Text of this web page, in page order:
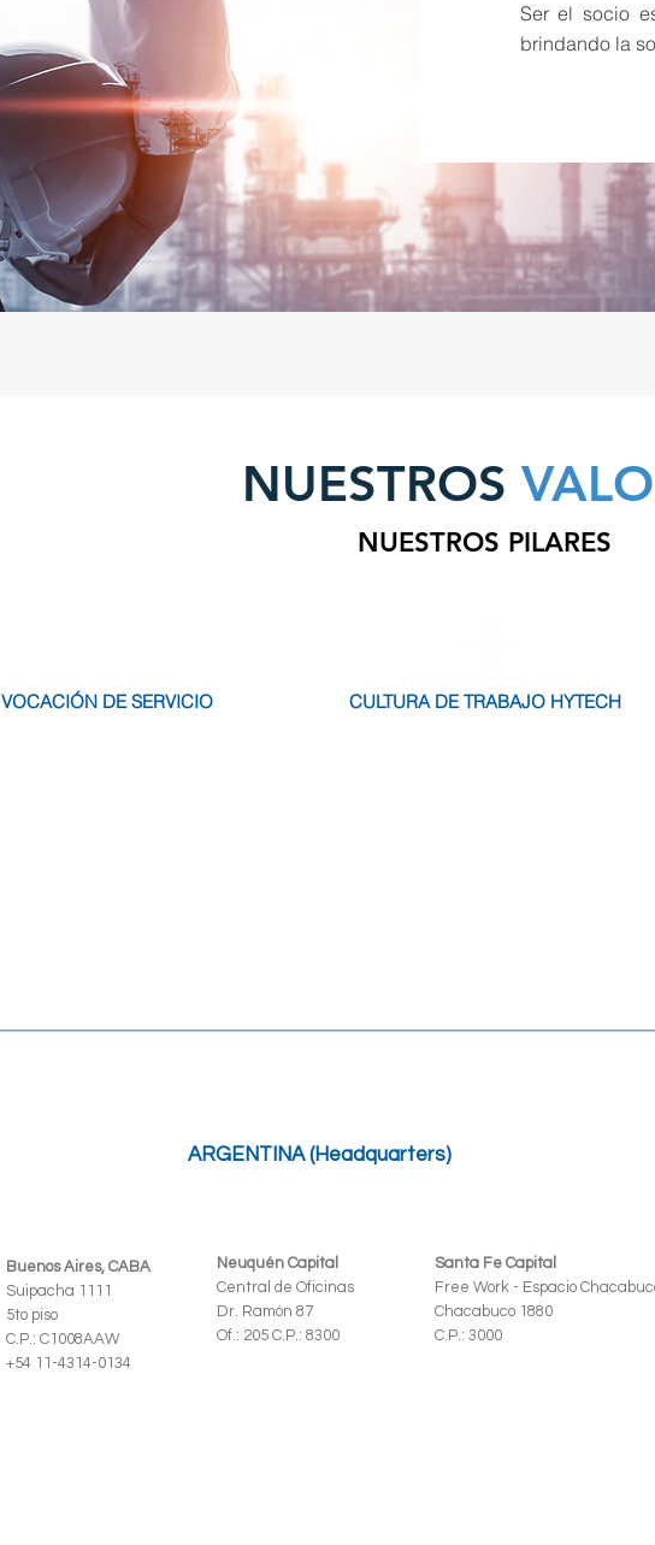
Ser el socio
brindando la
NUESTROS
NUESTROS PILARES
VOCACIÓN DE SERVICIO CULTURA DE TRABAJO HYTECH
ARGENTINA (Headquarters)
Buenos Aires, CABA
Suipacha 1111
5to piso
C.P.: C1008AAW
+54 11-4314-0134
Neuquén Capital
Central de Oficinas
Dr. Ramón 87
Of.: 205 C.P.: 8300
Santa Fe Capital
Free Work - Espacio
Chacabuco 1880
C.P.: 3000